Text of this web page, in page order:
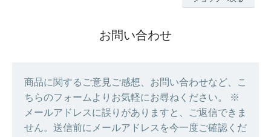
お問い合わせ
商品に関するご意見ご感想、お問い合わせなど、こ
ちらのフォームよりお気軽にお尋ねください。 ※
メールアドレスに誤りがありますと、ご返信できま
せん。送信前にメールアドレスを今一度ご確認くだ